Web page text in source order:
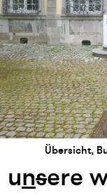
Übersicht,
unsere w